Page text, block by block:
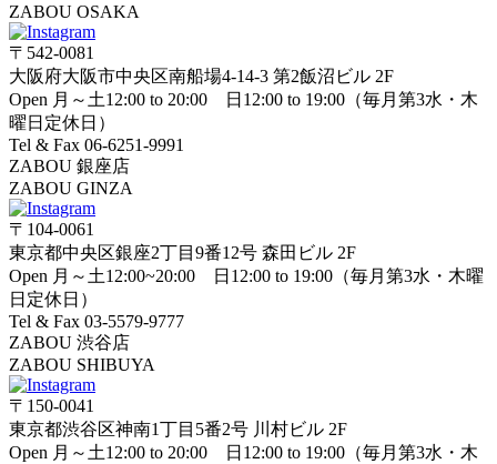
ZABOU OSAKA
〒542-0081
大阪府大阪市中央区南船場4-14-3 第2飯沼ビル 2F
Open 月～土12:00 to 20:00 日12:00 to 19:00（毎月第3水・木
曜日定休日）
Tel & Fax 06-6251-9991
ZABOU 銀座店
ZABOU GINZA
〒104-0061
東京都中央区銀座2丁目9番12号 森田ビル 2F
Open 月～土12:00~20:00 日12:00 to 19:00（毎月第3水・木曜
日定休日）
Tel & Fax 03-5579-9777
ZABOU 渋谷店
ZABOU SHIBUYA
〒150-0041
東京都渋谷区神南1丁目5番2号 川村ビル 2F
Open 月～土12:00 to 20:00 日12:00 to 19:00（毎月第3水・木